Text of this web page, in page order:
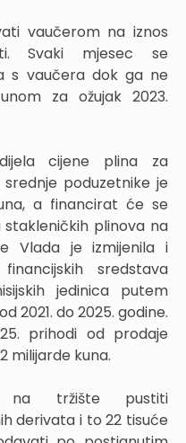
vaučerom na iznos
Svaki mjesec se
s vaučera dok ga ne
za ožujak 2023.
cijene plina za
poduzetnike je
a financirat će se
stakleničkih plinova na
Vlada je izmijenila i
sredstava
jedinica putem
2021. do 2025. godine.
prihodi od prodaje
milijarde kuna.
tržište pustiti
derivata i to 22 tisuće